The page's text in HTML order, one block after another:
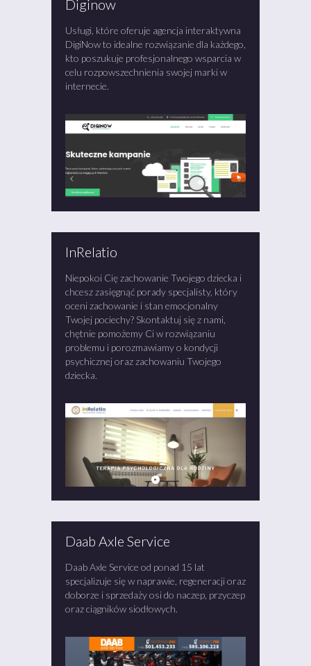
Diginow
Usługi, które oferuje agencja interaktywna
DigiNow to idealne rozwiązanie dla każdego,
kto poszukuje profesjonalnego wsparcia w
celu rozpowszechnienia swojej marki w
internecie.
InRelatio
Niepokoi Cię zachowanie Twojego dziecka i
chcesz zasięgnąć porady specjalisty, który
oceni zachowanie i stan emocjonalny
Twojej pociechy? Skontaktuj się z nami,
chętnie pomożemy Ci w rozwiązaniu
problemu i porozmawiamy o kondycji
psychicznej oraz zachowaniu Twojego
dziecka.
Daab Axle Service
Daab Axle Service od ponad 15 lat
specjalizuje się w naprawie, regeneracji oraz
doborze i sprzedaży osi do naczep, przyczep
oraz ciągników siodłowych.